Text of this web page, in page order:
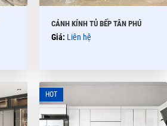
CÁNH KÍNH TỦ BẾP TÂN PHÚ
Giá: Liên hệ